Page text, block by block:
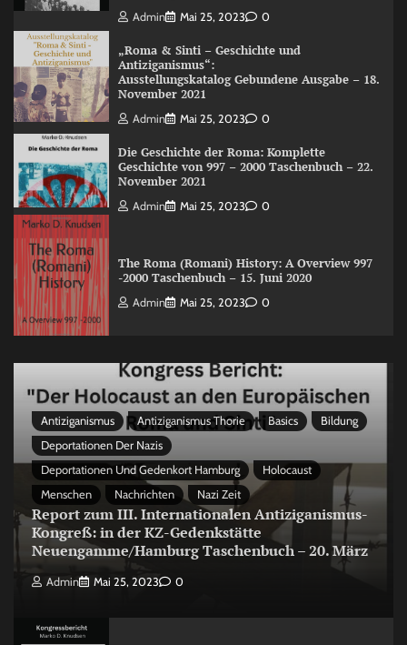
Admin Mai 25, 2023 0
„Roma & Sinti – Geschichte und
Antiziganismus“:
Ausstellungskatalog Gebundene Ausgabe – 18.
November 2021
Admin Mai 25, 2023 0
Die Geschichte der Roma: Komplette
Geschichte von 997 – 2000 Taschenbuch – 22.
November 2021
Admin Mai 25, 2023 0
The Roma (Romani) History: A Overview 997
-2000 Taschenbuch – 15. Juni 2020
Admin Mai 25, 2023 0
Antiziganismus Antiziganismus Thorie Basics
Bildung
Deportationen Der Nazis
Deportationen Und Gedenkort Hamburg
Holocaust
Menschen
Nachrichten Nazi Zeit
Report zum III. Internationalen Antiziganismus-
Kongreß: in der KZ-Gedenkstätte
Neuengamme/Hamburg Taschenbuch – 20. März
Admin Mai 25, 2023 0